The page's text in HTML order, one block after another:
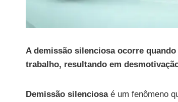
A demissão silenciosa ocorre
trabalho, resultando em
Demissão silenciosaé um fenômeno